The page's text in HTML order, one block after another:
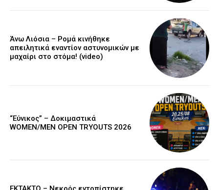
Άνω Λιόσια – Ρομά κινήθηκε
απειλητικά εναντίον αστυνομικών με
μαχαίρι στο στόμα! (video)
“Εύνικος” – Δοκιμαστικά
WOMEN/MEN OPEN TRYOUTS 2026